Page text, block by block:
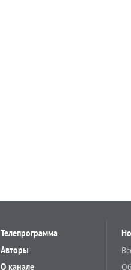
Телепрограмма
Авторы
О канале